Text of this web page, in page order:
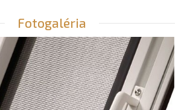
Fotogaléria